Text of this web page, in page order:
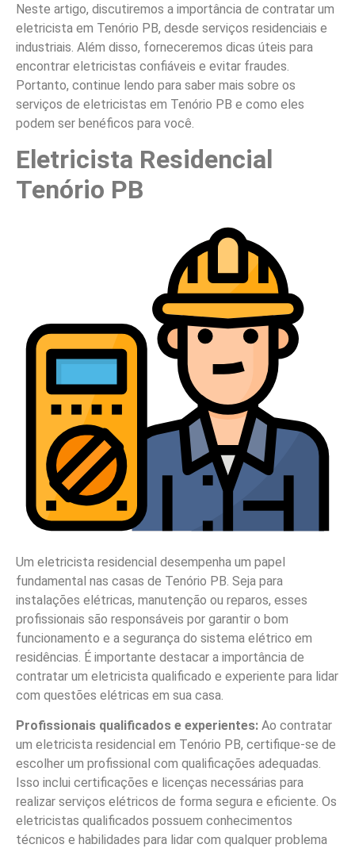
Neste artigo, discutiremos a importância de contratar um
eletricista em Tenório PB, desde serviços residenciais e
industriais. Além disso, forneceremos dicas úteis para
encontrar eletricistas confiáveis e evitar fraudes.
Portanto, continue lendo para saber mais sobre os
serviços de eletricistas em Tenório PB e como eles
podem ser benéficos para você.
Eletricista Residencial
Tenório PB
Um eletricista residencial desempenha um papel
fundamental nas casas de Tenório PB. Seja para
instalações elétricas, manutenção ou reparos, esses
profissionais são responsáveis por garantir o bom
funcionamento e a segurança do sistema elétrico em
residências. É importante destacar a importância de
contratar um eletricista qualificado e experiente para lidar
com questões elétricas em sua casa.
Profissionais qualificados e experientes: Ao contratar
um eletricista residencial em Tenório PB, certifique-se de
escolher um profissional com qualificações adequadas.
Isso inclui certificações e licenças necessárias para
realizar serviços elétricos de forma segura e eficiente. Os
eletricistas qualificados possuem conhecimentos
técnicos e habilidades para lidar com qualquer problema